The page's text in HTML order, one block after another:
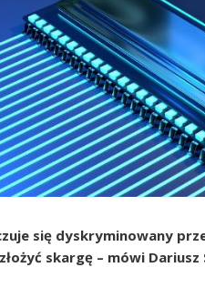
się dyskryminowany
skargę – mówi